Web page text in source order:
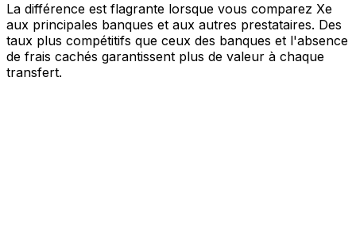
La différence est flagrante lorsque vous comparez Xe
aux principales banques et aux autres prestataires. Des
taux plus compétitifs que ceux des banques et l'absence
de frais cachés garantissent plus de valeur à chaque
transfert.